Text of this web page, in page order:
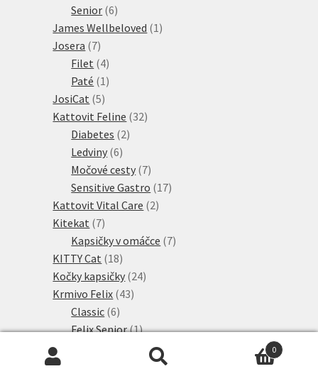
produkt
Senior 66
produktů
James Wellbeloved 1 1
Josera 77
produktů
Filet 44
produkty
Paté 1 1
JosiCat 55
produktů
Kattovit Feline 3232
Diabetes 22
Ledviny 66
produktů
Močové cesty 77
produktů
Sensitive Gastro 1717
Kattovit Vital Care 22
Kitekat 77
produktů
Kapsičky v omáčce 77
KITTY Cat 1818
produktů
Kočky kapsičky 2424
Krmivo Felix 4343
Classic 66
produktů
Felix Senior 11
produkt
produktů
0